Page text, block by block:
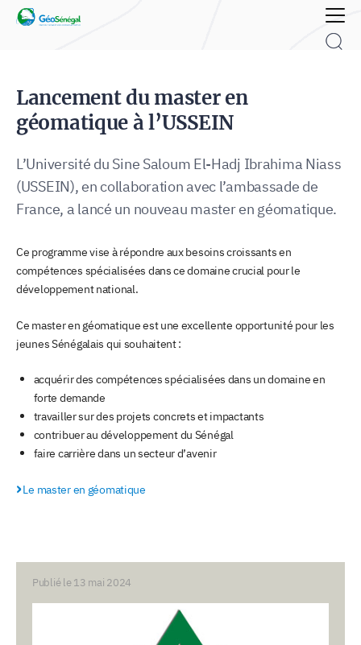
Rechercher :
Lancement du master en
géomatique à l’USSEIN
L’Université du Sine Saloum El-Hadj Ibrahima Niass
(USSEIN), en collaboration avec l’ambassade de
France, a lancé un nouveau master en géomatique.
Ce programme vise à répondre aux besoins croissants en
compétences spécialisées dans ce domaine crucial pour le
développement national.
Ce master en géomatique est une excellente opportunité pour les
jeunes Sénégalais qui souhaitent :
acquérir des compétences spécialisées dans un domaine en
forte demande
travailler sur des projets concrets et impactants
contribuer au développement du Sénégal
faire carrière dans un secteur d’avenir
Le master en géomatique
Publié le 13 mai 2024